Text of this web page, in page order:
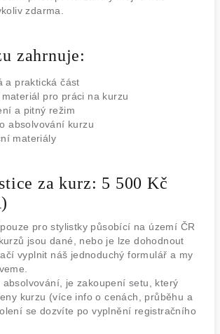
zdarma.
zahrnuje:
a praktická část
pro práci na kurzu
a pitný režim
absolvování kurzu
materiály
za kurz: 5 500 Kč
pro stylistky působící na území ČR
jsou dané, nebo je lze dohodnout
vyplnit náš jednoduchý formulář a my
absolvování, je zakoupení setu, který
kurzu (více info o cenách, průběhu a
se dozvíte po vyplnění registračního